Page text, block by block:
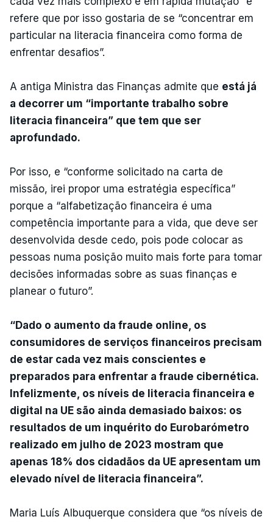
refere que por isso gostaria de se “concentrar em
particular na literacia financeira como forma de
enfrentar desafios”.
A antiga Ministra das Finanças admite que está já
a decorrer um “importante trabalho sobre
literacia financeira” que tem que ser
aprofundado.
Por isso, e “conforme solicitado na carta de
missão, irei propor uma estratégia específica”
porque a “alfabetização financeira é uma
competência importante para a vida, que deve ser
desenvolvida desde cedo, pois pode colocar as
pessoas numa posição muito mais forte para tomar
decisões informadas sobre as suas finanças e
planear o futuro”.
“Dado o aumento da fraude online, os
consumidores de serviços financeiros precisam
de estar cada vez mais conscientes e
preparados para enfrentar a fraude cibernética.
Infelizmente, os níveis de literacia financeira e
digital na UE são ainda demasiado baixos: os
resultados de um inquérito do Eurobarómetro
realizado em julho de 2023 mostram que
apenas 18% dos cidadãos da UE apresentam um
elevado nível de literacia financeira”.
Maria Luís Albuquerque considera que “os níveis de